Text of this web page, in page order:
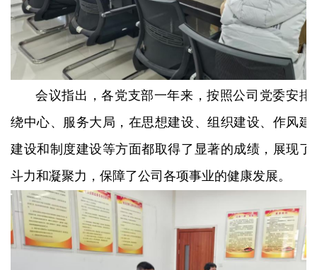
会议指出，各党支部一年来，按照公司党委安排
绕中心、服务大局，在思想建设、组织建设、作风建
建设和制度建设等方面都取得了显著的成绩，展现了
斗力和凝聚力，保障了公司各项事业的健康发展。